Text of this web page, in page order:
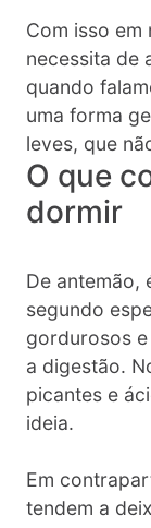
Com isso em
necessita de
quando
uma forma
leves, que
O que
dormir
De antemão,
segundo
gordurosos
a digestão.
picantes e
ideia.
Em
tendem a